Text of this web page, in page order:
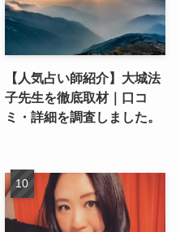
【人気占い師紹介】大城法
子先生を徹底取材｜口コ
ミ・詳細を調査しました。